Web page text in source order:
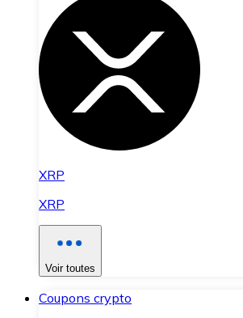
XRP
XRP
Voir toutes
Coupons crypto